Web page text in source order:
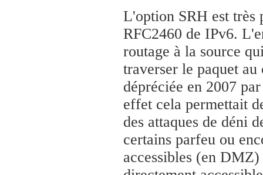
L'option SRH est très
RFC2460 de IPv6.
routage à la source
traverser le paquet au
dépréciée en 2007
effet cela permettait
des attaques de déni
certains parfeu ou
accessibles (en